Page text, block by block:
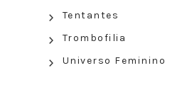
Tentantes
Trombofilia
Universo Feminino